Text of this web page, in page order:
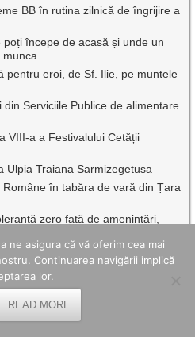
BB în rutina zilnică de îngrijire a
începe de acasă și unde un
munca
pentru eroi, de Sf. Ilie, pe muntele
Serviciile Publice de alimentare
VIII-a a Festivalului Cetății
Ulpia Traiana Sarmizegetusa
în tabăra de vară din Țara
zero față de amenințări,
cu o seamă de profesori
au fost onorați de
ne asigura că vă oferim cea mai
Continuarea navigării implică
lor.
READ MORE